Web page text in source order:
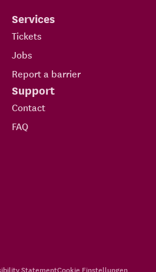
Services
Tickets
Jobs
Report a barrier
Support
Contact
FAQ
StatementCookie Einstellungen